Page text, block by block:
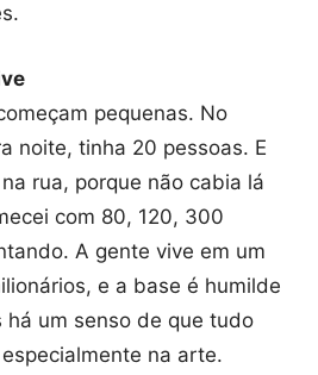
pequenas. No
noite, tinha 20 pessoas. E
rua, porque não cabia lá
com 80, 120, 300
A gente vive em um
e a base é humilde
há um senso de que tudo
na arte.